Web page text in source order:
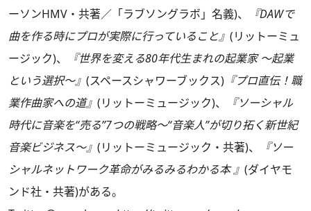
ーソンHMV・共著／「ラブソングラボ」名義)、
『DAWで
曲を作る時にプロが実際に行っていること』 (リットーミュ
ージック)、
『世界を変える80年代生まれの起業家 ～起業
という選択～』 (スペースシャワーブックス) 『プロ直伝！職
業作曲家への道』 (リットーミュージック)、
『ソーシャル
時代に音楽を“売る”7つの戦略～“音楽人”が切り拓く新世紀
音楽ビジネス～』 (リットーミュージック・共著)、
『ソー
シャルネットワーク革命がみるみるわかる本 』 (ダイヤモ
ンド社・共著)がある。